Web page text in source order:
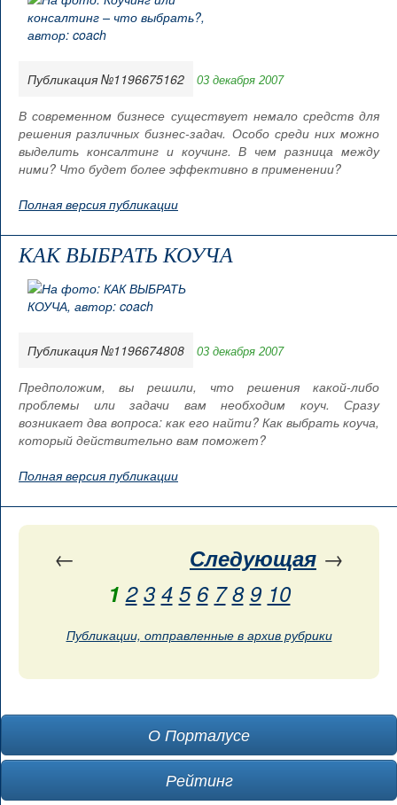
Публикация №1196675162 03 декабря 2007
В современном бизнесе существует немало средств для
решения различных бизнес-задач. Особо среди них можно
выделить консалтинг и коучинг. В чем разница между
ними? Что будет более эффективно в применении?
Полная версия публикации
КАК ВЫБРАТЬ КОУЧА
Публикация №1196674808 03 декабря 2007
Предположим, вы решили, что решения какой-либо
проблемы или задачи вам необходим коуч. Сразу
возникает два вопроса: как его найти? Как выбрать коуча,
который действительно вам поможет?
Полная версия публикации
← Следующая →
1 2 3 4 5 6 7 8 9 10
Публикации, отправленные в архив рубрики
О Порталусе
Рейтинг